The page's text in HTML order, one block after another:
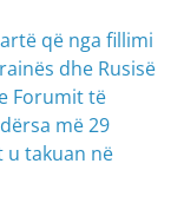
që nga fillimi
dhe Rusisë
Forumit të
më 29
u takuan në